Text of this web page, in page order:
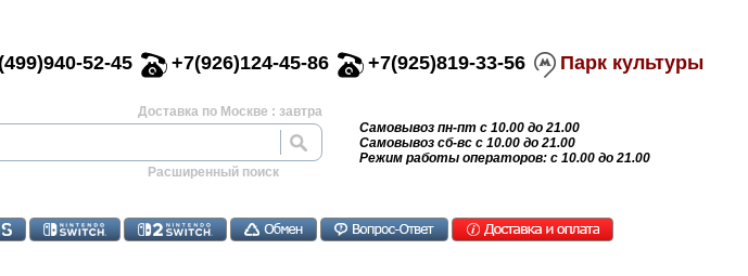
52-45 +7(926)124-45-86 +7(925)819-33-56 Парк культуры
Доставка по Москве : завтра
Расширенный поиск
Самовывоз пн-пт с 10.00 до 21.00
Самовывоз сб-вс с 10.00 до 21.00
Режим работы операторов: с 10.00 до 21.00